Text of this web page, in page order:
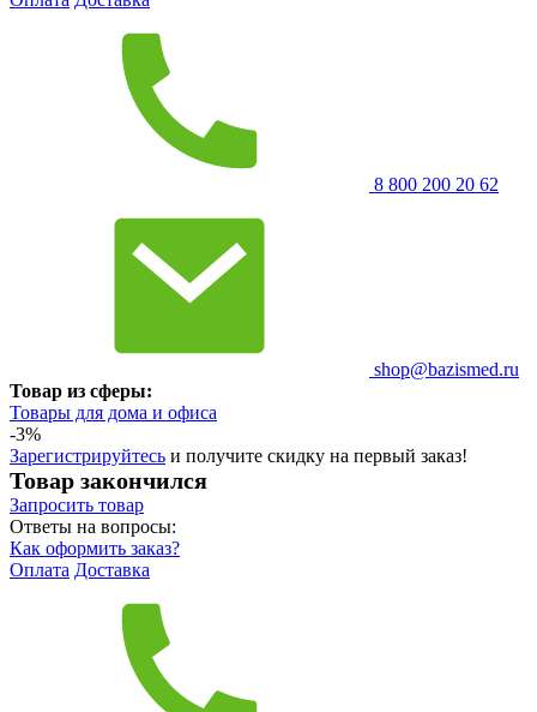
8 800 200 20 62
shop@bazismed.ru
Товар из сферы:
Товары для дома и офиса
-3%
Зарегистрируйтесь и получите скидку на первый заказ!
Товар закончился
Запросить товар
Ответы на вопросы:
Как оформить заказ?
Оплата Доставка